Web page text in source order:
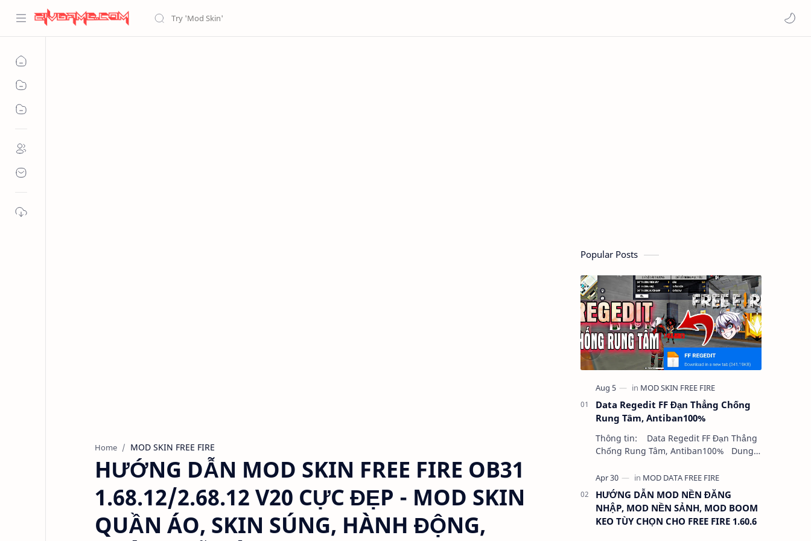
Home MOD SKIN FREE FIRE
HƯỚNG DẪN MOD SKIN FREE FIRE OB31
1.68.12/2.68.12 V20 CỰC ĐẸP - MOD SKIN
QUẦN ÁO, SKIN SÚNG, HÀNH ĐỘNG,
Popular Posts
Data Regedit FF Đạn Thẳng Chống
Rung Tâm, Antiban100%
Thông tin: Data Regedit FF Đạn Thẳng
Chống Rung Tâm, Antiban100% Dung
KHÔNG BAND ID - KHÔNG GHIM…
HƯỚNG DẪN MOD NỀN ĐĂNG
NHẬP, MOD NỀN SẢNH, MOD BOOM
KEO TÙY CHỌN CHO FREE FIRE 1.60.6